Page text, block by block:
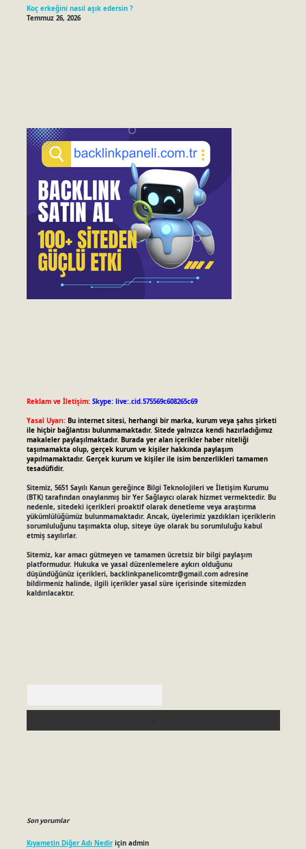
Koç erkeğini nasıl aşık edersin ?
Temmuz 26, 2026
Reklam ve İletişim: Skype: live:.cid.575569c608265c69
Yasal Uyarı: Bu internet sitesi, herhangi bir marka, kurum veya şahıs şirketi
ile hiçbir bağlantısı bulunmamaktadır. Sitede yalnızca kendi hazırladığımız
makaleler paylaşılmaktadır. Burada yer alan içerikler haber niteliği
taşımamakta olup, gerçek kurum ve kişiler hakkında paylaşım
yapılmamaktadır. Gerçek kurum ve kişiler ile isim benzerlikleri tamamen
tesadüfidir.
Sitemiz, 5651 Sayılı Kanun gereğince Bilgi Teknolojileri ve İletişim Kurumu
(BTK) tarafından onaylanmış bir Yer Sağlayıcı olarak hizmet vermektedir. Bu
nedenle, sitedeki içerikleri proaktif olarak denetleme veya araştırma
yükümlülüğümüz bulunmamaktadır. Ancak, üyelerimiz yazdıkları içeriklerin
sorumluluğunu taşımakta olup, siteye üye olarak bu sorumluluğu kabul
etmiş sayılırlar.
Sitemiz, kar amacı gütmeyen ve tamamen ücretsiz bir bilgi paylaşım
platformudur. Hukuka ve yasal düzenlemelere aykırı olduğunu
düşündüğünüz içerikleri, backlinkpanelicomtr@gmail.comadresine
bildirmeniz halinde, ilgili içerikler yasal süre içerisinde sitemizden
kaldırılacaktır.
Son yorumlar
Kıyametin Diğer Adı Nediriçin admin